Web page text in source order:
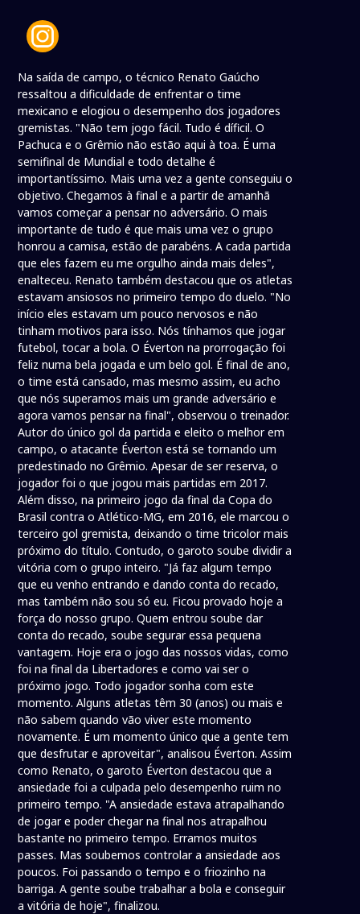
Na saída de campo, o técnico Renato Gaúcho
ressaltou a dificuldade de enfrentar o time
mexicano e elogiou o desempenho dos jogadores
gremistas. "Não tem jogo fácil. Tudo é díficil. O
Pachuca e o Grêmio não estão aqui à toa. É uma
semifinal de Mundial e todo detalhe é
importantíssimo. Mais uma vez a gente conseguiu o
objetivo. Chegamos à final e a partir de amanhã
vamos começar a pensar no adversário. O mais
importante de tudo é que mais uma vez o grupo
honrou a camisa, estão de parabéns. A cada partida
que eles fazem eu me orgulho ainda mais deles",
enalteceu. Renato também destacou que os atletas
estavam ansiosos no primeiro tempo do duelo. "No
início eles estavam um pouco nervosos e não
tinham motivos para isso. Nós tínhamos que jogar
futebol, tocar a bola. O Éverton na prorrogação foi
feliz numa bela jogada e um belo gol. É final de ano,
o time está cansado, mas mesmo assim, eu acho
que nós superamos mais um grande adversário e
agora vamos pensar na final", observou o treinador.
Autor do único gol da partida e eleito o melhor em
campo, o atacante Éverton está se tornando um
predestinado no Grêmio. Apesar de ser reserva, o
jogador foi o que jogou mais partidas em 2017.
Além disso, na primeiro jogo da final da Copa do
Brasil contra o Atlético-MG, em 2016, ele marcou o
terceiro gol gremista, deixando o time tricolor mais
próximo do título. Contudo, o garoto soube dividir a
vitória com o grupo inteiro. "Já faz algum tempo
que eu venho entrando e dando conta do recado,
mas também não sou só eu. Ficou provado hoje a
força do nosso grupo. Quem entrou soube dar
conta do recado, soube segurar essa pequena
vantagem. Hoje era o jogo das nossos vidas, como
foi na final da Libertadores e como vai ser o
próximo jogo. Todo jogador sonha com este
momento. Alguns atletas têm 30 (anos) ou mais e
não sabem quando vão viver este momento
novamente. É um momento único que a gente tem
que desfrutar e aproveitar", analisou Éverton. Assim
como Renato, o garoto Éverton destacou que a
ansiedade foi a culpada pelo desempenho ruim no
primeiro tempo. "A ansiedade estava atrapalhando
de jogar e poder chegar na final nos atrapalhou
bastante no primeiro tempo. Erramos muitos
passes. Mas soubemos controlar a ansiedade aos
poucos. Foi passando o tempo e o friozinho na
barriga. A gente soube trabalhar a bola e conseguir
a vitória de hoje", finalizou.